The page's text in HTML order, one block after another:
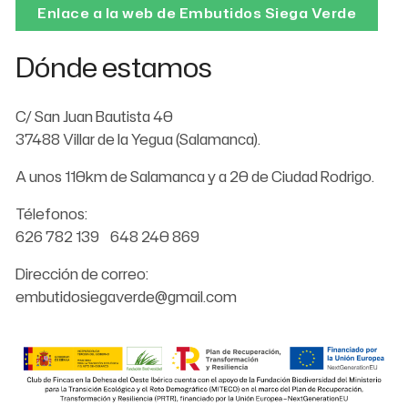
Enlace a la web de Embutidos Siega Verde
Dónde estamos
C/ San Juan Bautista 40
37488 Villar de la Yegua (Salamanca).
A unos 110km de Salamanca y a 20 de Ciudad Rodrigo.
Télefonos:
626 782 139 648 240 869
Dirección de correo:
embutidosiegaverde@gmail.com